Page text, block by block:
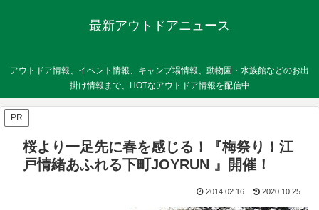
最新アウトドアニュース
アウトドア情報、イベント情報、キャンプ場情報、動物園・水族館などのお出
掛け情報まで、HOTなアウトドア情報を配信中
PR
桜より一足先に春を感じる！『梅祭り！江
戸情緒あふれる下町JOYRUN 』開催！
2014.02.16 2020.10.25